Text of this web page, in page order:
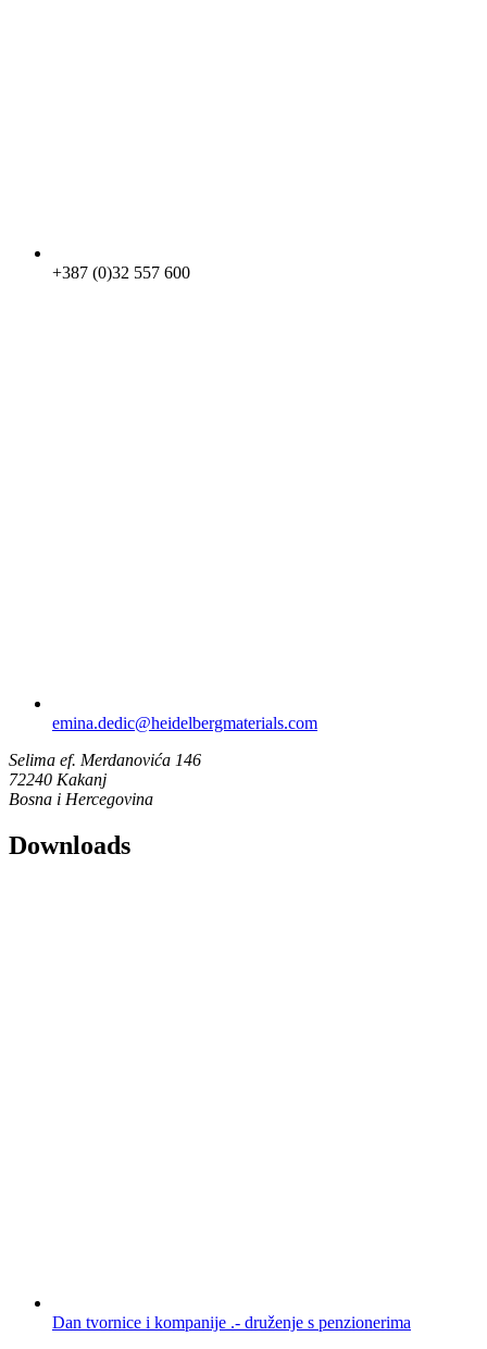
+387 (0)32 557 600
emina.dedic​@heidelbergmaterials.com
Selima ef. Merdanovića 146
72240 Kakanj
Bosna i Hercegovina
Downloads
Dan tvornice i kompanije .- druženje s penzionerima